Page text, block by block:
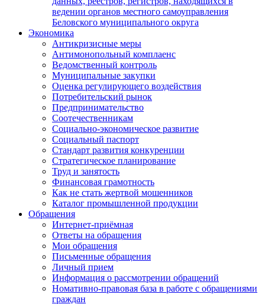
ведении органов местного самоуправления
Беловского муниципального округа
Экономика
Антикризисные меры
Антимонопольный комплаенс
Ведомственный контроль
Муниципальные закупки
Оценка регулирующего воздействия
Потребительский рынок
Предпринимательство
Соотечественникам
Социально-экономическое развитие
Социальный паспорт
Стандарт развития конкуренции
Стратегическое планирование
Труд и занятость
Финансовая грамотность
Как не стать жертвой мошенников
Каталог промышленной продукции
Обращения
Интернет-приёмная
Ответы на обращения
Мои обращения
Письменные обращения
Личный прием
Информация о рассмотрении обращений
Номативно-правовая база в работе с обращениями
граждан